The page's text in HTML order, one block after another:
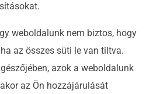
weboldalunk nem biztos, hogy
az összes süti le van tiltva.
azok a weboldalunk
az Ön hozzájárulását